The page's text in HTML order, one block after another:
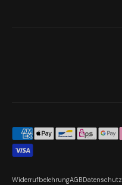
WiderrufbelehrungAGBDatenschutz